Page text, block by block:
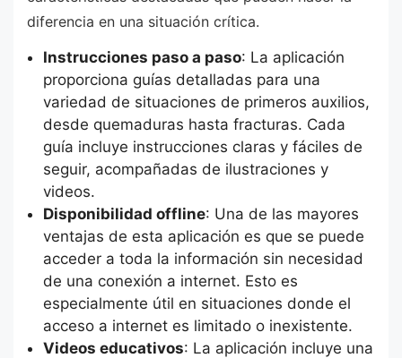
diferencia en una situación crítica.
Instrucciones paso a paso: La aplicación
proporciona guías detalladas para una
variedad de situaciones de primeros auxilios,
desde quemaduras hasta fracturas. Cada
guía incluye instrucciones claras y fáciles de
seguir, acompañadas de ilustraciones y
videos.
Disponibilidad offline: Una de las mayores
ventajas de esta aplicación es que se puede
acceder a toda la información sin necesidad
de una conexión a internet. Esto es
especialmente útil en situaciones donde el
acceso a internet es limitado o inexistente.
Videos educativos: La aplicación incluye una